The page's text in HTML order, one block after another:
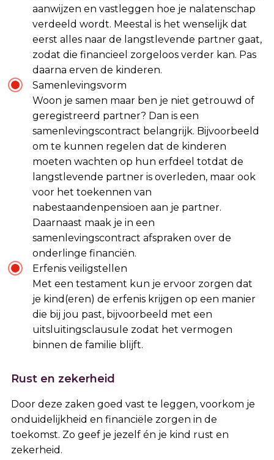
aanwijzen en vastleggen hoe je nalatenschap
verdeeld wordt. Meestal is het wenselijk dat
eerst alles naar de langstlevende partner gaat,
zodat die financieel zorgeloos verder kan. Pas
daarna erven de kinderen.
Samenlevingsvorm
Woon je samen maar ben je niet getrouwd of
geregistreerd partner? Dan is een
samenlevingscontract belangrijk. Bijvoorbeeld
om te kunnen regelen dat de kinderen
moeten wachten op hun erfdeel totdat de
langstlevende partner is overleden, maar ook
voor het toekennen van
nabestaandenpensioen aan je partner.
Daarnaast maak je in een
samenlevingscontract afspraken over de
onderlinge financiën.
Erfenis veiligstellen
Met een testament kun je ervoor zorgen dat
je kind(eren) de erfenis krijgen op een manier
die bij jou past, bijvoorbeeld met een
uitsluitingsclausule zodat het vermogen
binnen de familie blijft.
Rust en zekerheid
Door deze zaken goed vast te leggen, voorkom je
onduidelijkheid en financiële zorgen in de
toekomst. Zo geef je jezelf én je kind rust en
zekerheid.